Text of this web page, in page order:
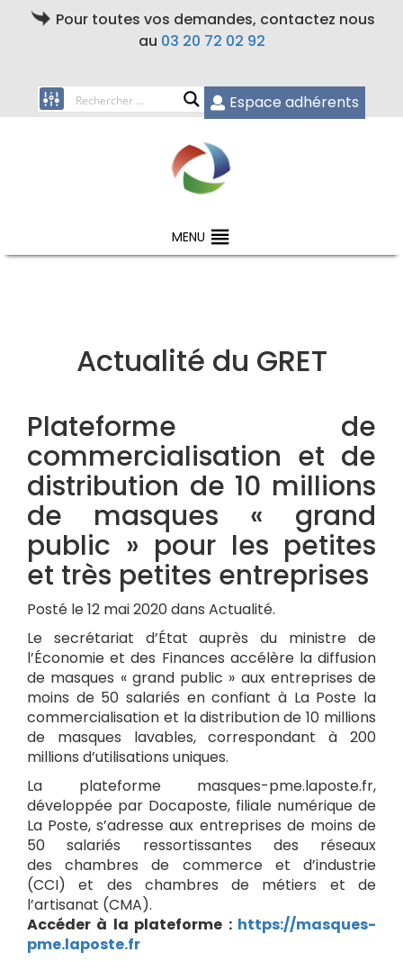
Pour toutes vos demandes, contactez nous
au 03 20 72 02 92
Espace adhérents
MENU
Actualité du GRET
Plateforme de
commercialisation et de
distribution de 10 millions
de masques « grand
public » pour les petites
et très petites entreprises
Posté le 12 mai 2020 dans Actualité.
Le secrétariat d’État auprès du ministre de
l’Économie et des Finances accélère la diffusion
de masques « grand public » aux entreprises de
moins de 50 salariés en confiant à La Poste la
commercialisation et la distribution de 10 millions
de masques lavables, correspondant à 200
millions d’utilisations uniques.
La plateforme masques-pme.laposte.fr,
développée par Docaposte, filiale numérique de
La Poste, s’adresse aux entreprises de moins de
50 salariés ressortissantes des réseaux
des chambres de commerce et d’industrie
(CCI) et des chambres de métiers et de
l’artisanat (CMA).
Accéder à la plateforme : https://masques-
pme.laposte.fr